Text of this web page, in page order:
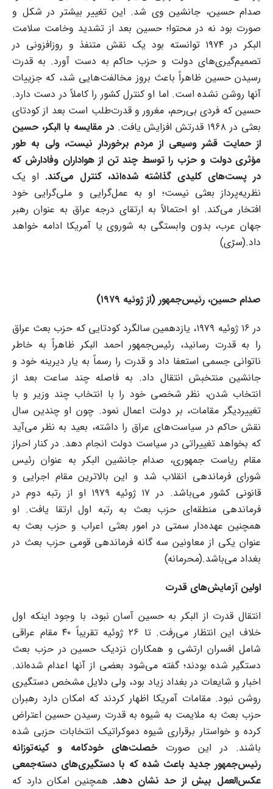
صدام حسین، جانشین وی شد. این تغییر بیشتر در شکل و
صورت بود نه در محتوا؛ حسین بعد از تشدید وخامت سلامت
البکر در ۱۹۷۴ توانسته بود یک نقش متنفذ و روزافزونی در
تصمیم‌گیری‌های دولت و حزب حاکم به دست آورد. به قدرت
رسیدن حسین ظاهراً باعث بروز مخالفت‌هایی شد، که جزییات
آنها روشن نشده است. اما او کنترل کشور را کاملاً در دست دارد.
حسین که فردی بی‌رحم، مغرور و قدرت‌طلب است بعد از کودتای
بعثی در ۱۹۶۸ قدرتش افزایش یافت.
در مقایسه با البکر، حسین
از حمایت قشر وسیعی از مردم برخوردار نیست، ولی به طور
مؤثری دولت و حزب را توسط چند تن از هواداران وفادارش که
در پست‌های کلیدی گذاشته شده‌اند، کنترل می‌کند. او یک
نظریه‌پرداز بعثی نیست؛ او به عمل‌گرایی و ملی‌گرایی‌ خود
افتخار می‌کند. او احتمالاً به ارتقای درجه عراق به عنوان رهبر
جهان عرب، بدون وابستگی به شوروی یا آمریکا ادامه خواهد
داد.(سرّی)
صدام حسین، رئیس‌جمهور (از ژوئیه ۱۹۷۹
)
در ۱۶ ژوئیه ۱۹۷۹، یازدهمین سالگرد کودتایی که حزب بعث عراق
را به قدرت رسانید، رئیس‌جمهور احمد البکر ظاهراً به خاطر
ناتوانی جسمی استعفا داد و قدرت را رسماً به یار دیرینه خود و
جانشین منتخبش انتقال داد. به فاصله چند ساعت بعد از
انتخاب شدن، نظر شخصی خود را با انتخاب چند وزیر و با
تغییردیگر مقامات، بر دولت اعمال نمود. چون او چندین سال
نقش حاکم در سیاست‌های عراق را داشته، بعید به نظر می‌آید
که بخواهد تغییراتی در سیاست دولت انجام دهد. در کنار احراز
مقام ریاست جمهوری، صدام جانشین البکر به عنوان رئیس
شورای فرماندهی انقلاب شد و این بالاترین مقام اجرایی و
قانونی کشور می‌باشد. در ۱۷ ژوئیه ۱۹۷۹ او از رتبه دوم در
فرماندهی منطقه‌ای حزب بعث به رتبه اول ارتقا یافت. او
همچنین عهده‌دار سمتی در امور بعثی اعراب و حزب بعث به
عنوان یکی از معاونین سه گانه فرماندهی قومی حزب بعث در
بغداد می‌باشد.(محرمانه)
اولین آزمایش‌های قدرت
انتقال قدرت از البکر به حسین آسان نبود، با وجود اینکه اول
خلاف این انتظار می‌رفت. تا ۲۶ ژوئیه تقریباً ۴۰ مقام عراقی
شامل افسران ارتشی و همکاران نزدیک حسین در حزب بعث
دستگیر شده بودند؛ گفته می‌شود بعضی از آنها اعدام شده‌اند.
اخبار و شایعات در بغداد زیاد بود، ولی دلایل مشخص دستگیری
روشن نبود. مقامات آمریکا اظهار کردند که امکان دارد رهبران
حزب بعث به ملایمت به شیوه به قدرت رسیدن حسین اعتراض
کرده و خواستار برقراری شیوه دموکراتیک انتخابات حزبی شده
باشند. در این صورت خصلت‌های خودکامه و کینه‌توزانه
رئیس‌جمهور جدید باعث شده که با دستگیری‌های دسته‌جمعی
عکس‌العمل بیش از حد نشان دهد. همچنین امکان دارد که